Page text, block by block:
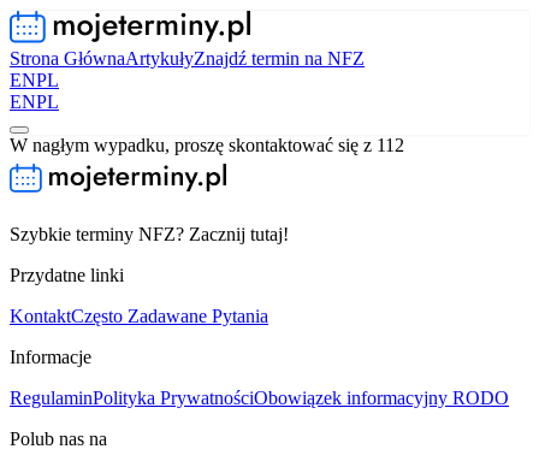
Strona GłównaArtykułyZnajdź termin na NFZ
ENPL
ENPL
W nagłym wypadku, proszę skontaktować się z 112
Szybkie terminy NFZ? Zacznij tutaj!
Przydatne linki
KontaktCzęsto Zadawane Pytania
Informacje
RegulaminPolityka PrywatnościObowiązek informacyjny RODO
Polub nas na